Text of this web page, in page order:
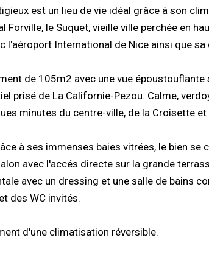
est un lieu de vie idéal grâce à son
Forville, le Suquet, vieille ville perchée en
l'aéroport International de Nice ainsi que
de 105m2 avec une vue
prisé de La Californie-Pezou. Calme,
minutes du centre-ville, de la Croisette et
à ses immenses baies vitrées, le bien
avec l'accés directe sur la grande
avec un dressing et une salle de bains
des WC invités.
d'une climatisation réversible.